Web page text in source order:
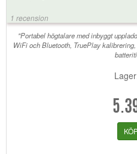
1 recension
"Portabel högtalare med inbyggt
WiFi och Bluetooth, TruePlay